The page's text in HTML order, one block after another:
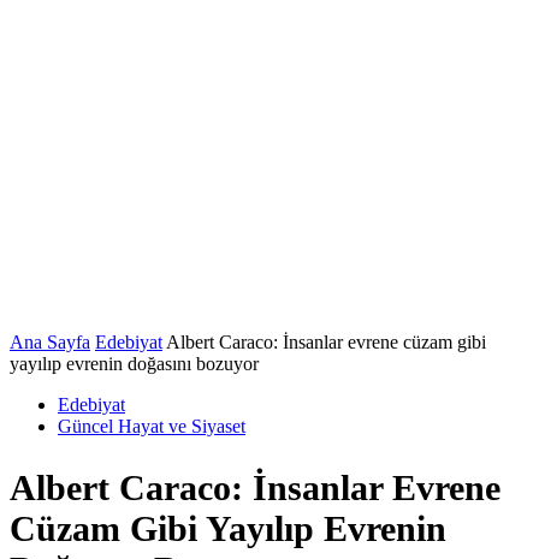
Ana Sayfa Edebiyat Albert Caraco: İnsanlar evrene cüzam gibi
yayılıp evrenin doğasını bozuyor
Edebiyat
Güncel Hayat ve Siyaset
Albert Caraco: İnsanlar Evrene
Cüzam Gibi Yayılıp Evrenin